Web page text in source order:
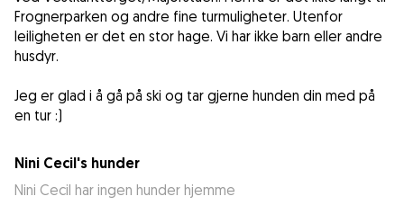
Frognerparken og andre fine turmuligheter. Utenfor
leiligheten er det en stor hage. Vi har ikke barn eller andre
husdyr.
Jeg er glad i å gå på ski og tar gjerne hunden din med på
en tur :)
Nini Cecil's hunder
Nini Cecil har ingen hunder hjemme